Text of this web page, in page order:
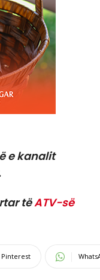
e kanalit
tëATV-së
Pinterest